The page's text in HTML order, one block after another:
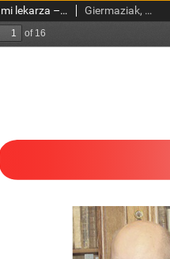
Henryk Beck – światwidziany oczami lekarza – premiera albumu oraz otwarcie wystawy akwarel „Kroniki obrazkowe” Giermaziak, Wojciech; Bójko, Agnieszka